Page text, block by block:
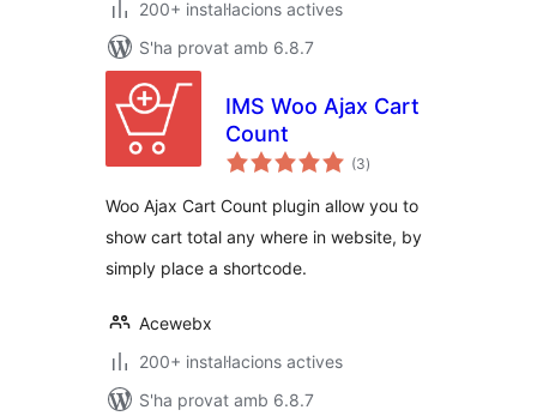
200+ instal·lacions actives
S'ha provat amb 6.8.7
IMS Woo Ajax Cart
Count
(3puntuacions
totals
)
Woo Ajax Cart Count plugin allow you to
show cart total any where in website, by
simply place a shortcode.
Acewebx
200+ instal·lacions actives
S'ha provat amb 6.8.7